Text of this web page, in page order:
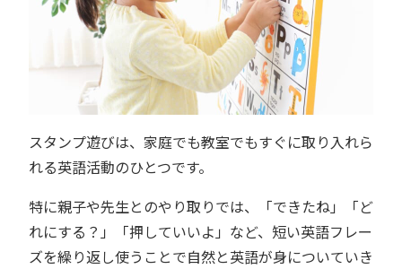
スタンプ遊びは、家庭でも教室でもすぐに取り入れら
れる英語活動のひとつです。
特に親子や先生とのやり取りでは、「できたね」「ど
れにする？」「押していいよ」など、短い英語フレー
ズを繰り返し使うことで自然と英語が身についていき